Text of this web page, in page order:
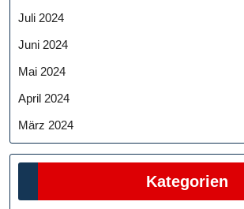
Juli 2024
Juni 2024
Mai 2024
April 2024
März 2024
Kategorien